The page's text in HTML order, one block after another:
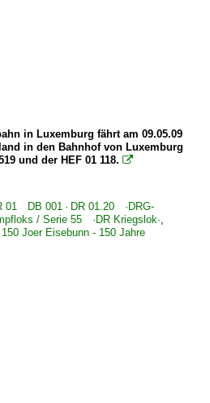
in Luxemburg fährt am 09.05.09
in den Bahnhof von Luxemburg
und der HEF 01 118. 
01 DB 001 · DR 01.20 ·DRG-
/ Serie 55 ·DR Kriegslok·,
Joer Eisebunn - 150 Jahre